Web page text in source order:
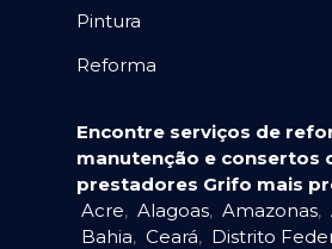
Pintura
Reforma
Encontre serviços de
manutenção e consertos
prestadores Grifo mais
Acre, Alagoas, Amazonas,
Bahia, Ceará, Distrito